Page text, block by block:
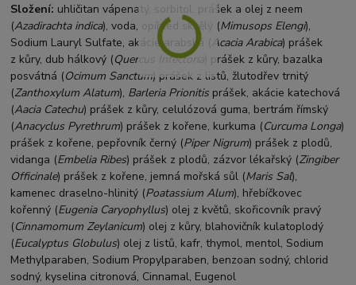
Složení: uhličitan vápenatý, sorbitol, prášek a olej z neem
(Azadirachta indica), voda, opíhled skvělý (Mimusops Elengi),
Sodium Lauryl Sulfate, akácie arabská (
Acacia Arabica) prášek
z kůry, dub hálkový (Quercus Infectoria
) prášek z kůry, bazalka
posvátná (Ocimum Sanctum) prášek z listů, žlutodřev trnitý
(Zanthoxylum Alatum), Barleria Prionitis prášek, akácie katechová
(Aacia Catechu) prášek z kůry, celulózová guma, bertrám římský
(Anacyclus Pyrethrum) prášek z kořene, kurkuma (Curcuma Longa)
prášek z kořene, pepřovník černý (Piper Nigrum) prášek z plodů,
vidanga (Embelia Ribes) prášek z plodů, zázvor lékařský (Zingiber
Officinale) prášek z kořene, jemná mořská sůl (Maris Sal),
kamenec draselno-hlinitý (Poatassium Alum), hřebíčkovec
kořenný (Eugenia Caryophyllus) olej z květů, skořicovník pravý
(Cinnamomum Zeylanicum) olej z kůry, blahovičník kulatoplodý
(Eucalyptus Globulus) olej z listů, kafr, thymol, mentol, Sodium
Methylparaben, Sodium Propylparaben, benzoan sodný, chlorid
sodný, kyselina citronová, Cinnamal, Eugenol